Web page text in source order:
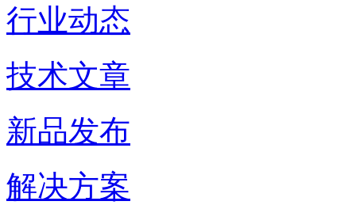
行业动态
技术文章
新品发布
解决方案